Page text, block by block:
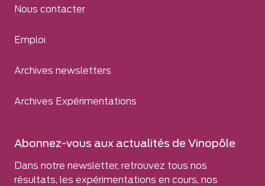
Nous contacter
Emploi
Archives newsletters
Archives Expérimentations
Abonnez-vous aux actualités de Vinopôle
Dans notre newsletter, retrouvez tous nos
résultats, les expérimentations en cours, nos